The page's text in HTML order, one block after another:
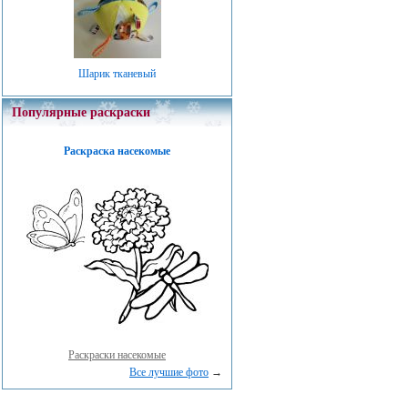
Шарик тканевый
Популярные раскраски
Раскраска насекомые
Раскраски насекомые
Все лучшие фото →